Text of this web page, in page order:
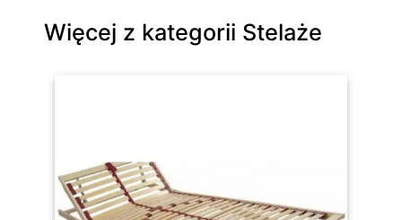
Więcej z kategorii Stelaże